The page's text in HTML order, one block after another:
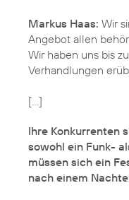
Markus Haas: Wir
Angebot allen
Wir haben uns bis
Verhandlungen
[...]
Ihre Konkurrenten
sowohl ein Funk-
müssen sich ein
nach einem